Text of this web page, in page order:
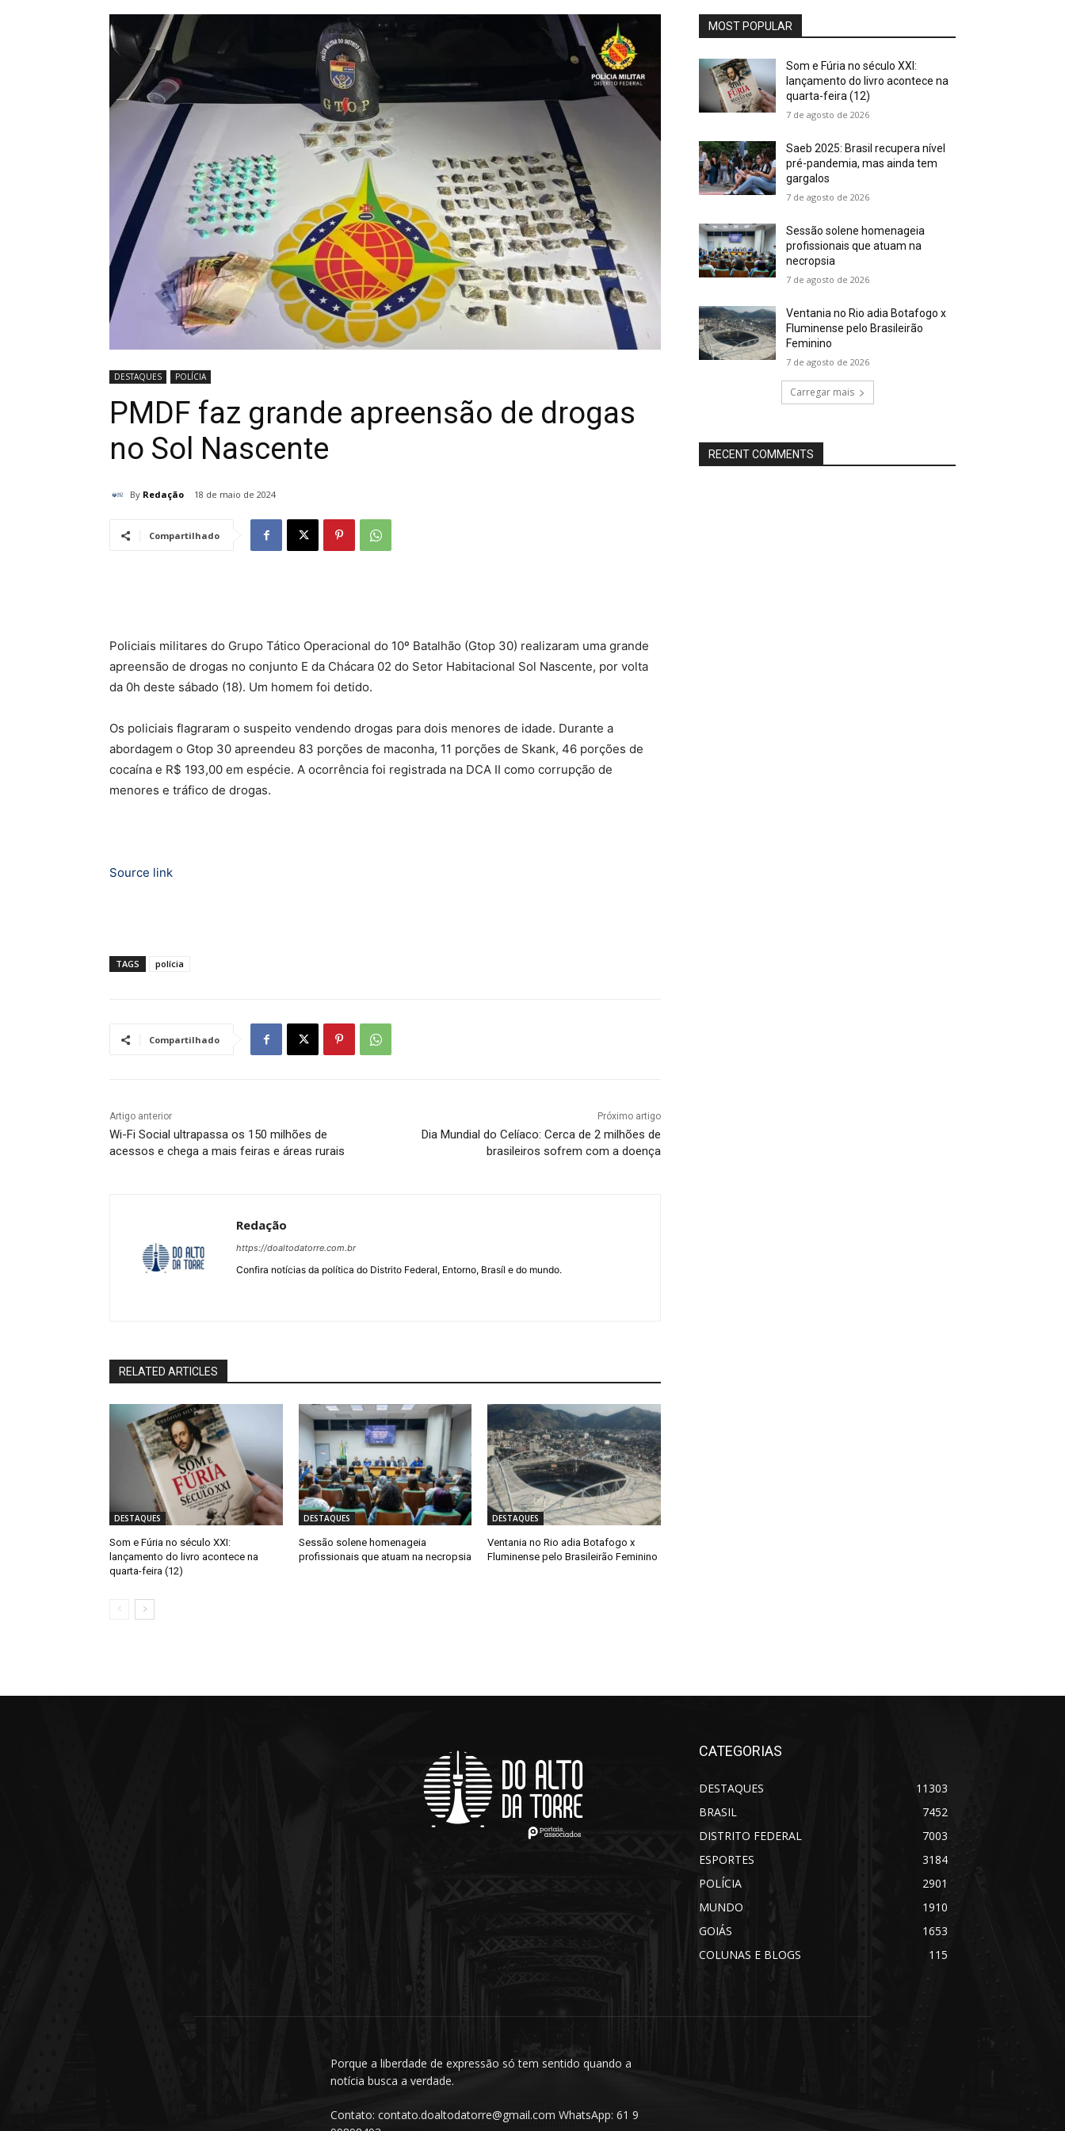
DESTAQUES POLÍCIA
PMDF faz grande apreensão de drogas
no Sol Nascente
By Redação 18 de maio de 2024
Compartilhado
Policiais militares do Grupo Tático Operacional do 10º Batalhão (Gtop 30) realizaram uma grande
apreensão de drogas no conjunto E da Chácara 02 do Setor Habitacional Sol Nascente, por volta
da 0h deste sábado (18). Um homem foi detido.
Os policiais flagraram o suspeito vendendo drogas para dois menores de idade. Durante a
abordagem o Gtop 30 apreendeu 83 porções de maconha, 11 porções de Skank, 46 porções de
cocaína e R$ 193,00 em espécie. A ocorrência foi registrada na DCA II como corrupção de
menores e tráfico de drogas.
Source link
TAGS polícia
Compartilhado
Artigo anterior
Wi-Fi Social ultrapassa os 150 milhões de
acessos e chega a mais feiras e áreas rurais
Próximo artigo
Dia Mundial do Celíaco: Cerca de 2 milhões de
brasileiros sofrem com a doença
Redação
https://doaltodatorre.com.br
Confira notícias da política do Distrito Federal, Entorno, Brasíl e do mundo.
RELATED ARTICLES
DESTAQUES
Som e Fúria no século XXI:
lançamento do livro acontece na
quarta-feira (12)
DESTAQUES
Sessão solene homenageia
profissionais que atuam na necropsia
DESTAQUES
Ventania no Rio adia Botafogo x
Fluminense pelo Brasileirão Feminino
MOST POPULAR
Som e Fúria no século XXI:
lançamento do livro acontece na
quarta-feira (12)
7 de agosto de 2026
Saeb 2025: Brasil recupera nível
pré-pandemia, mas ainda tem
gargalos
7 de agosto de 2026
Sessão solene homenageia
profissionais que atuam na
necropsia
7 de agosto de 2026
Ventania no Rio adia Botafogo x
Fluminense pelo Brasileirão
Feminino
7 de agosto de 2026
Carregar mais
RECENT COMMENTS
CATEGORIAS
DESTAQUES
11303
BRASIL
7452
DISTRITO FEDERAL
7003
ESPORTES
3184
POLÍCIA
2901
MUNDO
1910
GOIÁS
1653
COLUNAS E BLOGS
115
Porque a liberdade de expressão só tem sentido quando a
notícia busca a verdade.
Contato: contato.doaltodatorre@gmail.com WhatsApp: 61 9